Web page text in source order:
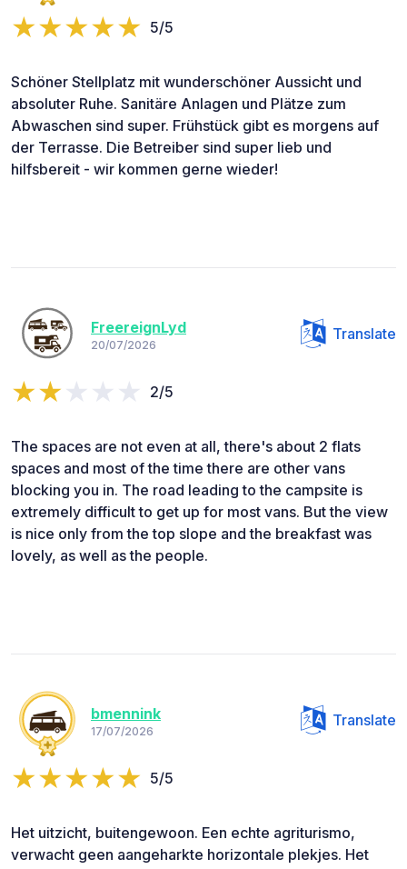
5/5
Schöner Stellplatz mit wunderschöner Aussicht und
absoluter Ruhe. Sanitäre Anlagen und Plätze zum
Abwaschen sind super. Frühstück gibt es morgens auf
der Terrasse. Die Betreiber sind super lieb und
hilfsbereit - wir kommen gerne wieder!
FreereignLyd
20/07/2026
Translate
2/5
The spaces are not even at all, there's about 2 flats
spaces and most of the time there are other vans
blocking you in. The road leading to the campsite is
extremely difficult to get up for most vans. But the view
is nice only from the top slope and the breakfast was
lovely, as well as the people.
bmennink
17/07/2026
Translate
5/5
Het uitzicht, buitengewoon. Een echte agriturismo,
verwacht geen aangeharkte horizontale plekjes. Het